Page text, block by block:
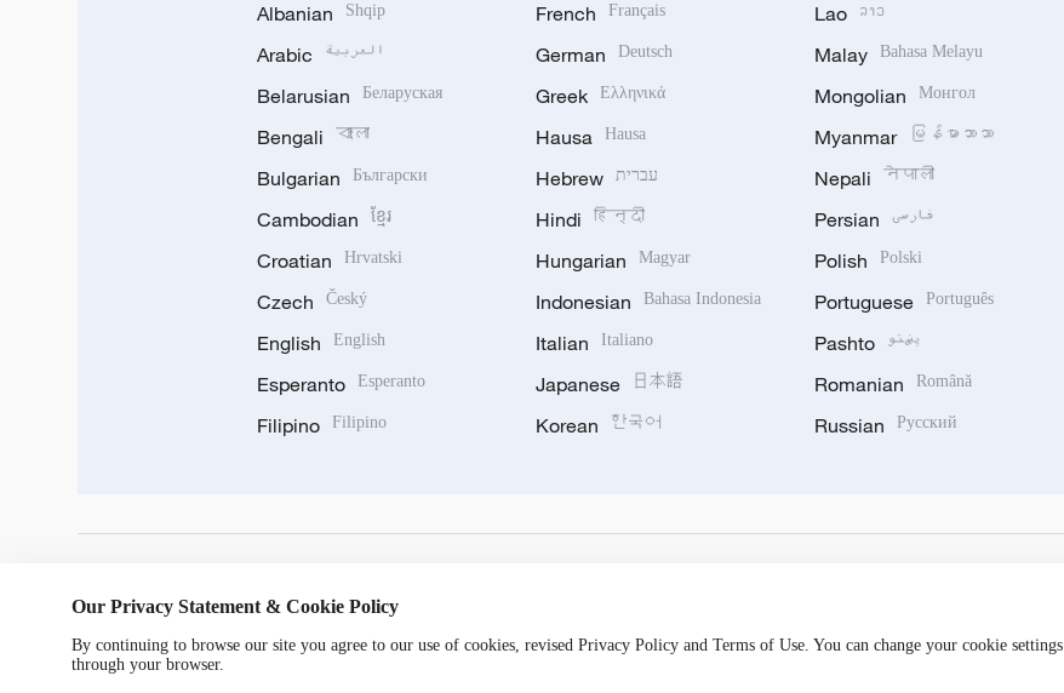
Albanian Shqip
Arabic العربية
Belarusian Беларуская
Bengali বাংলা
Bulgarian Български
Cambodian ខ្មែរ
Croatian Hrvatski
Czech Český
English English
Esperanto Esperanto
Filipino Filipino
French Français
German Deutsch
Greek Ελληνικά
Hausa Hausa
Hebrew עברית
Hindi हिन्दी
Hungarian Magyar
Indonesian Bahasa Indonesia
Italian Italiano
Japanese 日本語
Korean 한국어
Lao ລາວ
Malay Bahasa Melayu
Mongolian Монгол
Myanmar မြန်မာဘာသာ
Nepali नेपाली
Persian فارسی
Polish Polski
Portuguese Português
Pashto پښتو
Romanian Română
Russian Русский
Our Privacy Statement & Cookie Policy
By continuing to browse our site you agree to our use of cookies, revised Privacy Policy and Terms of Use. You can change your cookie settings
through your browser.